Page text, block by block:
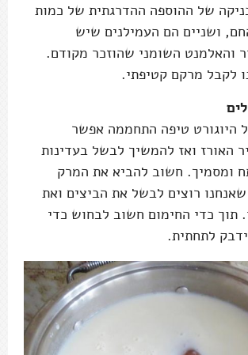
של ההוספה ההדרגתית של כמות
ושניים הם העמילנים שיש
והאלמנט השומני שהוזכר מקודם.
לקבל מרקם קטיפתי.
היוגורט טיפה התחממה אפשר
האורז ואז להמשיך לבשל בעדינות
ומסמיך. חשוב להביא את המרק
שאנחנו רוצים לבשל את הביצים ואת
תוך כדי החימום חשוב לבחוש כדי
לתחתית.